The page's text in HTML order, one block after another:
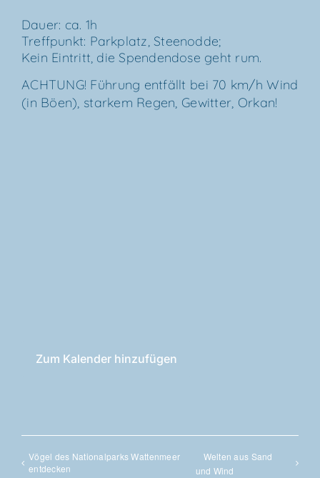
Dau­er: ca. 1h
Treff­punkt: Park­platz, Stee­nod­de;
Kein Ein­tritt, die Spen­den­do­se geht rum.
ACH­TUNG! Füh­rung ent­fällt bei 70 km/​h Wind
(in Böen), star­kem Regen, Gewit­ter, Orkan!
Zum Kalender hinzufügen
Vögel des Natio­nal­parks Wat­ten­meer
entdecken
Wel­ten aus Sand
und Wind